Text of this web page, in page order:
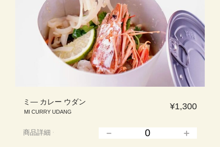
ミ― カレー ウダン
MI CURRY UDANG
¥1,300
商品詳細